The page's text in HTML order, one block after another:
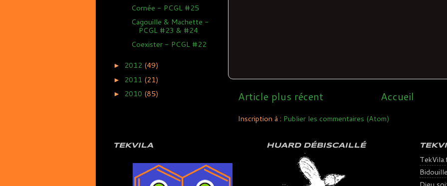
Article plus récent Accueil
Inscription à : Publier les commentaires (Atom)
Cornée - PCGL #25
Cagouille & Machette -
PCGL #23 & #24
Coexister - PCGL #22
► 2012 (49)
► 2011 (21)
► 2010 (85)
TEKVILA HUARD DÉBISCAILLÉ